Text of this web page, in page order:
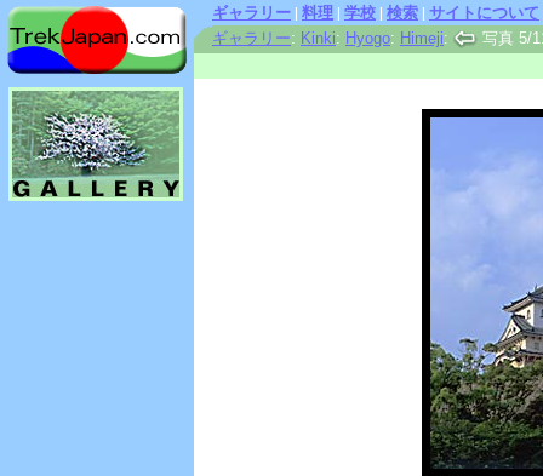
ギャラリー | 料理 | 学校 | 検索 | サイトについて
ギャラリー: Kinki: Hyogo: Himeji: 写真 5/